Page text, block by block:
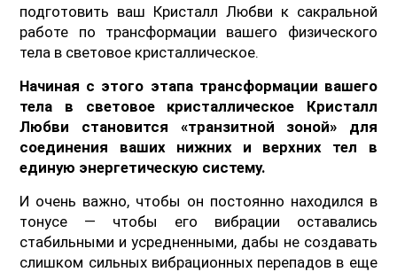
подготовить ваш Кристалл Любви к сакральной
работе по трансформации вашего физического
тела в световое кристаллическое.
Начиная с этого этапа трансформации вашего
тела в световое кристаллическое Кристалл
Любви становится «транзитной зоной» для
соединения ваших нижних и верхних тел в
единую энергетическую систему.
И очень важно, чтобы он постоянно находился в
тонусе — чтобы его вибрации оставались
стабильными и усредненными, дабы не создавать
слишком сильных вибрационных перепадов в еще